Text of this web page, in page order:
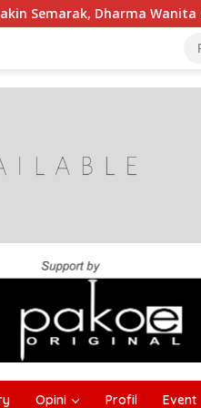
Dharma Wanita Cabdin
Opini Profil Event